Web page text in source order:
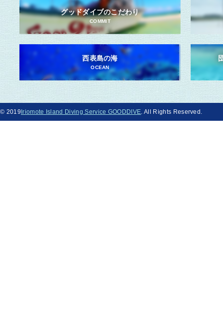
グッドダイブのこだわり
COMMIT
西表島の海
OCEAN
© 2019Iriomote Island Diving Service GOODDIVE . All Rights Reserved.